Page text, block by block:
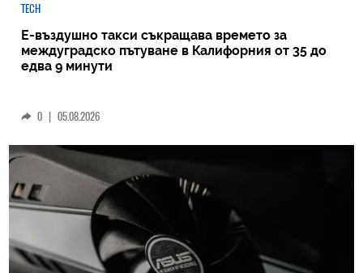
TECH
Е-въздушно такси съкращава времето за
междуградско пътуване в Калифорния от 35 до
едва 9 минути
0 | 05.08.2026